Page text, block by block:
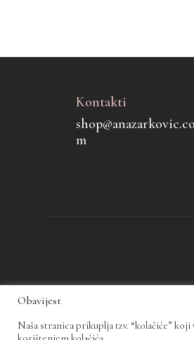
Kontakti
shop@anazarkovic.co
m
Obavijest
Naša stranica prikuplja tzv. “kolačiće”